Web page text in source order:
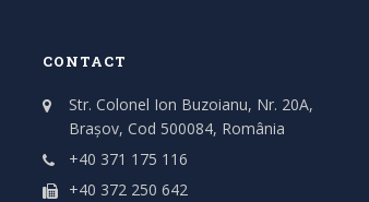
CONTACT
Str. Colonel Ion Buzoianu, Nr. 20A,
Brașov, Cod 500084, România
+40 371 175 116
+40 372 250 642